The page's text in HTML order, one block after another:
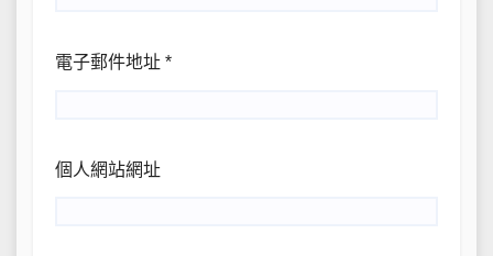
電子郵件地址 *
個人網站網址